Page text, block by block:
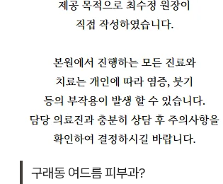
구래동 여드름 피부과?